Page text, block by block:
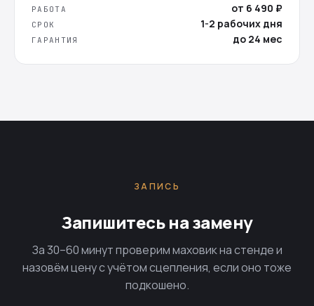
РАБОТА от 6 490 ₽
СРОК 1-2 рабочих дня
ГАРАНТИЯ до 24 мес
ЗАПИСЬ
Запишитесь на замену
За 30–60 минут проверим маховик на стенде и
назовём цену с учётом сцепления, если оно тоже
подкошено.